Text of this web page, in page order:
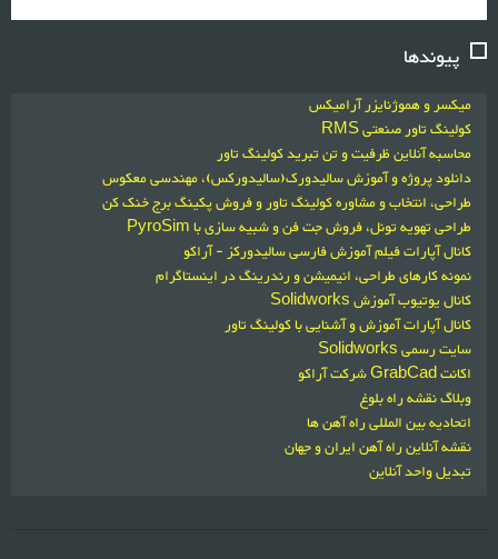
پیوندها
میکسر و هموژنایزر آرامیکس
کولینگ تاور صنعتی RMS
محاسبه آنلاین ظرفیت و تن تبرید کولینگ تاور
دانلود پروژه و آموزش سالیدورک(سالیدورکس)، مهندسی معکوس
طراحی، انتخاب و مشاوره کولینگ تاور و فروش پکینگ برج خنک کن
طراحی تهویه تونل، فروش جت فن و شبیه سازی با PyroSim
کانال آپارات فیلم آموزش فارسی سالیدورکز - آراکو
نمونه کارهای طراحی، انیمیشن و رندرینگ در اینستاگرام
کانال یوتیوب آموزش Solidworks
کانال آپارات آموزش و آشنایی با کولینگ تاور
سایت رسمی Solidworks
اکانت GrabCad شرکت آراکو
وبلاگ نقشه راه بلوغ
اتحادیه بین المللی راه آهن ها
نقشه آنلاین راه آهن ایران و جهان
تبدیل واحد آنلاین